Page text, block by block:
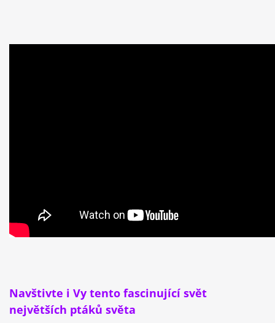
Navštivte i Vy tento fascinující svět
největších ptáků světa